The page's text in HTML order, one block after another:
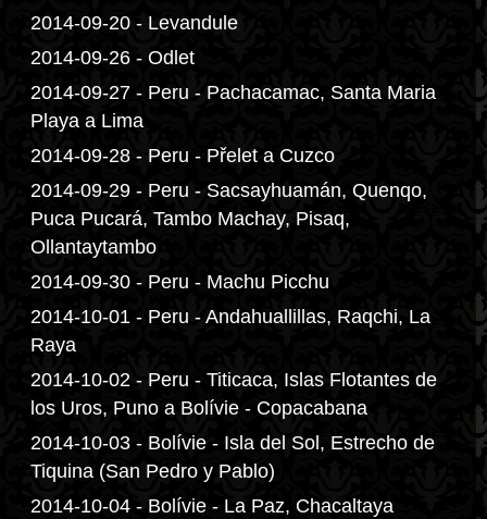
2014-09-20 - Levandule
2014-09-26 - Odlet
2014-09-27 - Peru - Pachacamac, Santa Maria
Playa a Lima
2014-09-28 - Peru - Přelet a Cuzco
2014-09-29 - Peru - Sacsayhuamán, Quenqo,
Puca Pucará, Tambo Machay, Pisaq,
Ollantaytambo
2014-09-30 - Peru - Machu Picchu
2014-10-01 - Peru - Andahuallillas, Raqchi, La
Raya
2014-10-02 - Peru - Titicaca, Islas Flotantes de
los Uros, Puno a Bolívie - Copacabana
2014-10-03 - Bolívie - Isla del Sol, Estrecho de
Tiquina (San Pedro y Pablo)
2014-10-04 - Bolívie - La Paz, Chacaltaya